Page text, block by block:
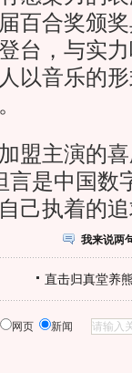
百合奖颁
台，与实
以音乐的
主演的喜
是中国数
己执着的
我来说两
直击归真堂养
网页 新闻